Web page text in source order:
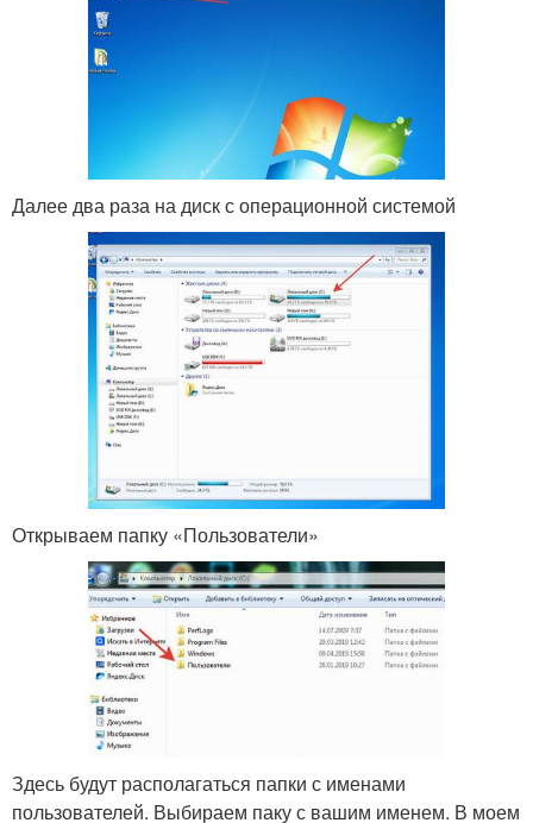
Далее два раза на диск с операционной системой
Открываем папку «Пользователи»
Здесь будут располагаться папки с именами
пользователей. Выбираем паку с вашим именем. В моем